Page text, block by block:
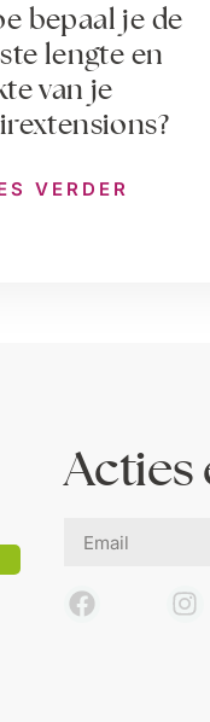
bepaal je de
lengte en
van je
VERDER
Acties